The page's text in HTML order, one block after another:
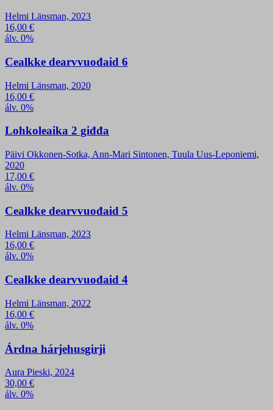
Helmi Länsman, 2023
16,00 €
álv. 0%
Cealkke dearvvuođaid 6
Helmi Länsman, 2020
16,00 €
álv. 0%
Lohkoleaika 2 giđđa
Päivi Okkonen-Sotka, Ann-Mari Sintonen, Tuula Uus-Leponiemi,
2020
17,00 €
álv. 0%
Cealkke dearvvuođaid 5
Helmi Länsman, 2023
16,00 €
álv. 0%
Cealkke dearvvuođaid 4
Helmi Länsman, 2022
16,00 €
álv. 0%
Árdna hárjehusgirji
Aura Pieski, 2024
30,00 €
álv. 0%